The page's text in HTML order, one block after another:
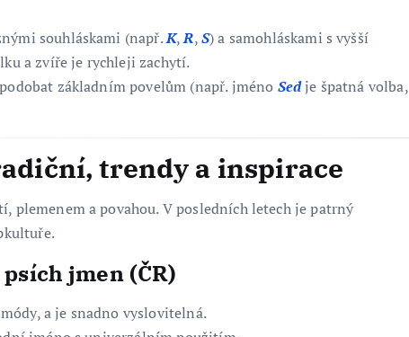
souhláskami (např.K,R,S) a samohláskami s vyšší
a zvíře je rychleji zachytí.
základním povelům (např. jméno Sedje špatná volba,
trendy a inspirace
plemenem a povahou. V posledních letech je patrný
jmen (ČR)
a je snadno vyslovitelná.